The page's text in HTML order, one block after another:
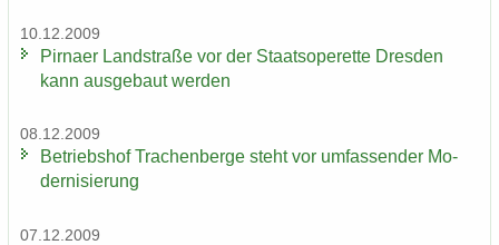
10.12.2009
Pirna­er Land­stra­ße vor der Staats­ope­ret­te Dres­den
kann aus­ge­baut wer­den
08.12.2009
Be­triebs­hof Tra­chen­ber­ge steht vor um­fas­sen­der Mo­
der­ni­sie­rung
07.12.2009